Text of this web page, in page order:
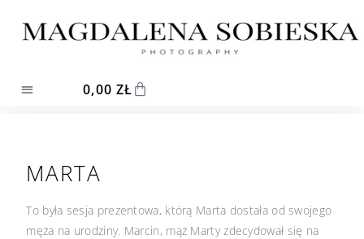
0,00 ZŁ
MARTA
To była sesja prezentowa, którą Marta dostała od swojego
męża na urodziny. Marcin, mąż Marty zdecydował się na